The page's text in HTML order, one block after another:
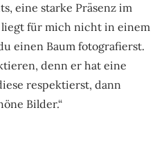
eine starke Präsenz im
liegt für mich nicht in einem
einen Baum fotografierst.
denn er hat eine
respektierst, dann
Bilder.“